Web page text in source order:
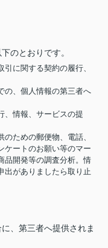
のとおりです。
に関する契約の履行、
の、個人情報の第三者へ
、情報、サービスの提
ための郵便物、電話、
ケートのお願い等のマー
品開発等の調査分析。情
出がありましたら取り止
、第三者へ提供されま